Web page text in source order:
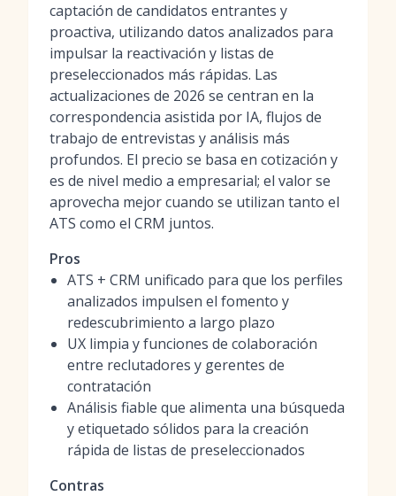
captación de candidatos entrantes y
proactiva, utilizando datos analizados para
impulsar la reactivación y listas de
preseleccionados más rápidas. Las
actualizaciones de 2026 se centran en la
correspondencia asistida por IA, flujos de
trabajo de entrevistas y análisis más
profundos. El precio se basa en cotización y
es de nivel medio a empresarial; el valor se
aprovecha mejor cuando se utilizan tanto el
ATS como el CRM juntos.
Pros
ATS + CRM unificado para que los perfiles
analizados impulsen el fomento y
redescubrimiento a largo plazo
UX limpia y funciones de colaboración
entre reclutadores y gerentes de
contratación
Análisis fiable que alimenta una búsqueda
y etiquetado sólidos para la creación
rápida de listas de preseleccionados
Contras